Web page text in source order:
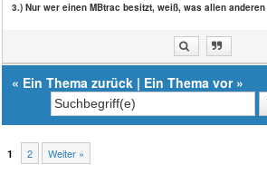
3.) Nur wer einen MBtrac besitzt, weiß, was allen
« Ein Thema zurück | Ein Thema vor»
1 2 Weiter »